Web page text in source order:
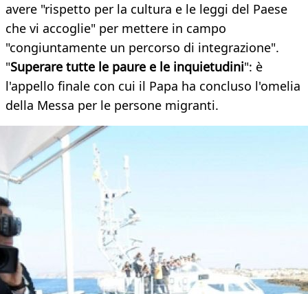
avere "rispetto per la cultura e le leggi del Paese
che vi accoglie" per mettere in campo
"congiuntamente un percorso di integrazione".
"Superare tutte le paure e le inquietudini": è
l'appello finale con cui il Papa ha concluso l'omelia
della Messa per le persone migranti.